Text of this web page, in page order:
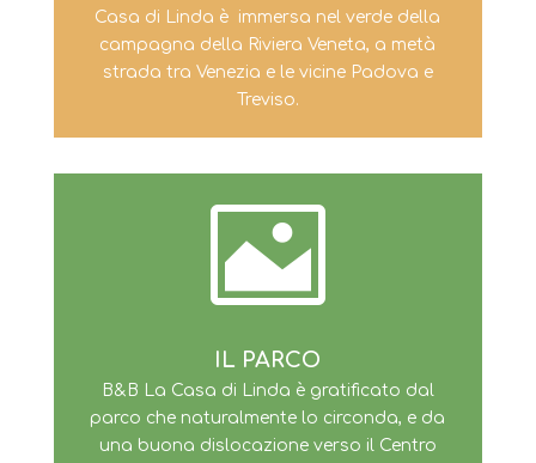
Casa di Linda è immersa nel verde della
campagna della Riviera Veneta, a metà
strada tra Venezia e le vicine Padova e
Treviso.

IL PARCO
B&B La Casa di Linda è gratificato dal
parco che naturalmente lo circonda, e da
una buona dislocazione verso il Centro